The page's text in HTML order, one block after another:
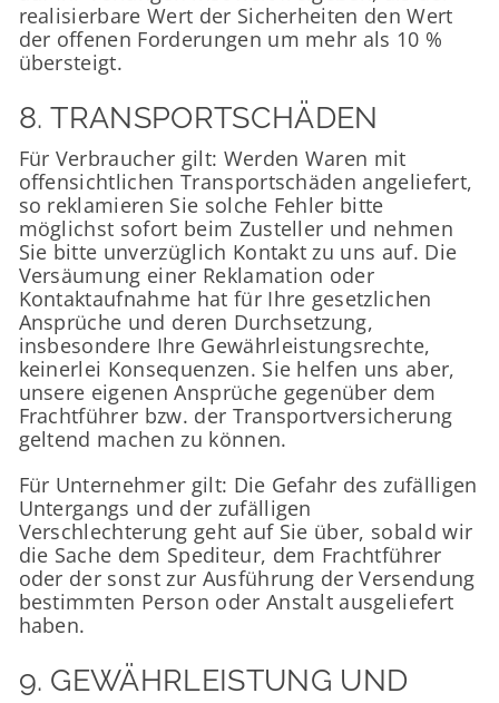
realisierbare Wert der Sicherheiten den Wert
der offenen Forderungen um mehr als 10 %
übersteigt.
8. TRANSPORTSCHÄDEN​​​​​​​
Für Verbraucher gilt: Werden Waren mit
offensichtlichen Transportschäden angeliefert,
so reklamieren Sie solche Fehler bitte
möglichst sofort beim Zusteller und nehmen
Sie bitte unverzüglich Kontakt zu uns auf. Die
Versäumung einer Reklamation oder
Kontaktaufnahme hat für Ihre gesetzlichen
Ansprüche und deren Durchsetzung,
insbesondere Ihre Gewährleistungsrechte,
keinerlei Konsequenzen. Sie helfen uns aber,
unsere eigenen Ansprüche gegenüber dem
Frachtführer bzw. der Transportversicherung
geltend machen zu können.
Für Unternehmer gilt: Die Gefahr des zufälligen
Untergangs und der zufälligen
Verschlechterung geht auf Sie über, sobald wir
die Sache dem Spediteur, dem Frachtführer
oder der sonst zur Ausführung der Versendung
bestimmten Person oder Anstalt ausgeliefert
haben.
9. GEWÄHRLEISTUNG UND